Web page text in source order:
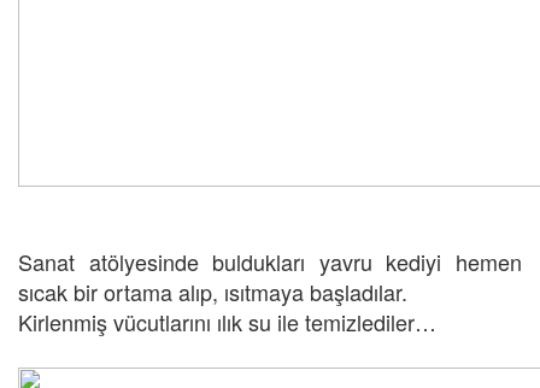
Sanat atölyesinde buldukları yavru kediyi hemen
sıcak bir ortama alıp, ısıtmaya başladılar.
Kirlenmiş vücutlarını ılık su ile temizlediler…